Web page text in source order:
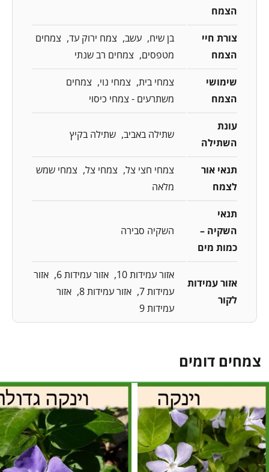
הצמח
צורת חיי
הצמח
בן שיח עשב צמח ירוק עד
צמחים
מטפסים
צמחים רב שנתי
שימושי
הצמח
צמחי בית צמחי נוי
צמחים
משתרעים - צמחי כיסוי
עונת
השתילה
שתילה באביב שתילה בקיץ
תנאי אור
לצמח
צמחי חצי צל צמחי צל
צמחי שמש
מלאה
תנאי
השקיה –
כמות מים
השקיה סבירה
אזור עמידות
לקור
אזור עמידות 10 אזור עמידות 6
אזור
עמידות 7
אזור עמידות 8
אזור
עמידות 9
צמחים דומים